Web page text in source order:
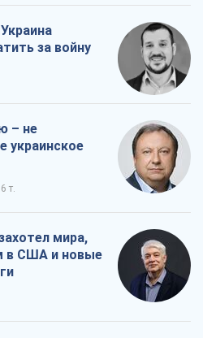
за войну
– не
украинское
т.
мира,
в США и новые